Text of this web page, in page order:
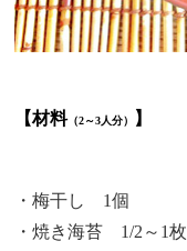
【材料（2～3人分） 】
・梅干し 1個
・焼き海苔 1/2～1枚